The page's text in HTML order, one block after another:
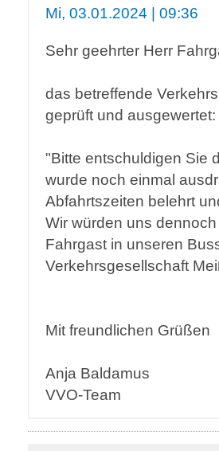
Mi, 03.01.2024 | 09:36
Sehr geehrter Herr
das betreffende
geprüft und ausgewertet:
"Bitte entschuldigen Sie
wurde noch einmal
Abfahrtszeiten belehrt
Wir würden uns
Fahrgast in unseren
Verkehrsgesellschaft
Mit freundlichen Grüßen
Anja Baldamus
VVO-Team